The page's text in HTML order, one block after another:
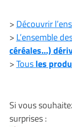
> Découvrir
> L’ensemble
céréales…)
>Tousles
Si vous
surprises :